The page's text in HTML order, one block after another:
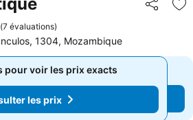
Partager
(7 évaluations)
1304, Mozambique
pour voir les prix exacts
les prix
pour voir les prix exacts
les prix